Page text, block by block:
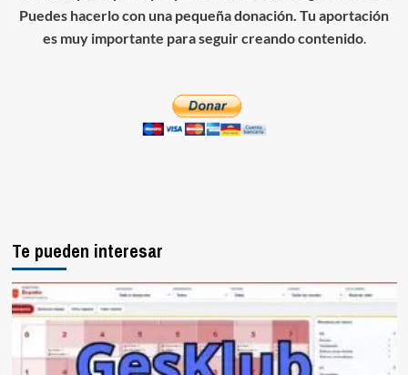
Puedes hacerlo con una pequeña donación. Tu aportación
es muy importante para seguir creando contenido.
Te pueden interesar